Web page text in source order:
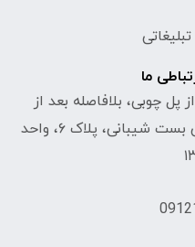
ما
پل چوبی، بلافاصله بعد از
چهار راه هدایت، سمت راست بن بست شیبانی، پلاک ۶، واحد